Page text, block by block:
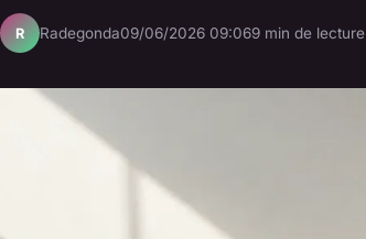
R Radegonda09/06/2026 09:069 min de lecture